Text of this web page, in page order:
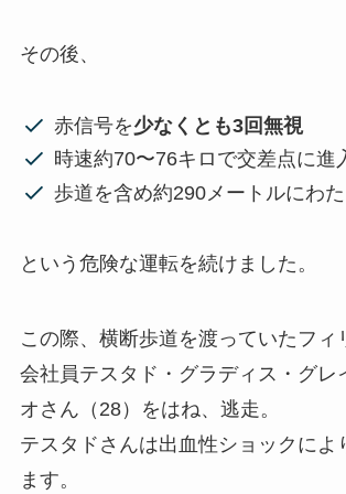
その後、
赤信号を少なくとも3回無視
時速約70〜76キロで交差点に進
歩道を含め約290メートルにわ
という危険な運転を続けました。
この際、横断歩道を渡っていたフィ
会社員テスタド・グラディス・グレ
オさん（28）をはね、逃走。
テスタドさんは出血性ショックによ
ます。